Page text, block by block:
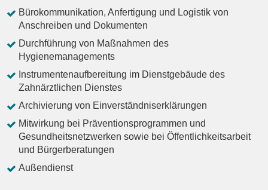
Bürokommunikation, Anfertigung und Logistik von
Anschreiben und Dokumenten
Durchführung von Maßnahmen des
Hygienemanagements
Instrumentenaufbereitung im Dienstgebäude des
Zahnärztlichen Dienstes
Archivierung von Einverständniserklärungen
Mitwirkung bei Präventionsprogrammen und
Gesundheitsnetzwerken sowie bei Öffentlichkeitsarbeit
und Bürgerberatungen
Außendienst